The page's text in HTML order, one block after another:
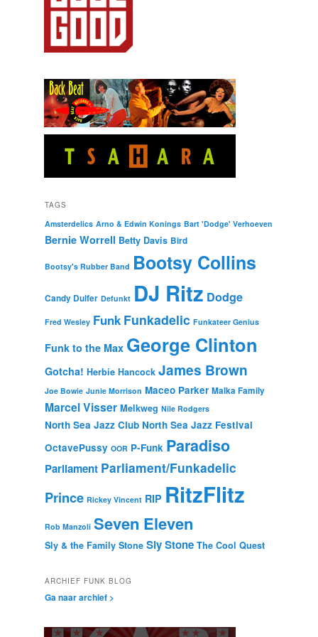
TAGS
Amsterdelics Arno & Edwin Konings Bart 'Dodge' Verhoeven
Bernie Worrell Betty Davis Bird
Bootsy's Rubber Band Bootsy Collins
Candy Dulfer Defunkt DJ Ritz Dodge
Fred Wesley Funk Funkadelic Funkateer Genius
Funk to the Max George Clinton
Gotcha! Herbie Hancock James Brown
Joe Bowie Junie Morrison Maceo Parker Malka Family
Marcel Visser Melkweg Nile Rodgers
North Sea Jazz Club North Sea Jazz Festival
OctavePussy OOR P-Funk Paradiso
Parliament Parliament/Funkadelic
Prince Rickey Vincent RIP RitzFlitz
Rob Manzoli Seven Eleven
Sly & the Family Stone Sly Stone The Cool Quest
ARCHIEF FUNK BLOG
Ga naar archief >